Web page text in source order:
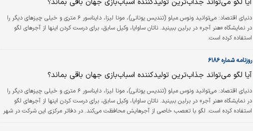
آیا لگو می‏‏‌تواند جذاب‏‏‌ترین تولیدکننده اسباب‏‏‌بازی جهان باقی بماند؟
دنیای اقتصاد:
می‌‌‌توانید ونوس میلو (تندیس یونانی)، مونا لیزا، دایناسور ۶ متری و خیلی چیزهای دیگر را
در نمایشگاه «هنر آجر» در برلین ببینید. ناتان ساوایا، وکیل سابق، برای درست کردن اینها از آجرهای لگو
استفاده کرده است.
روزنامه شماره ۶۱۸۶
آیا لگو می‏‏‌تواند جذاب‏‏‌ترین تولیدکننده اسباب‏‏‌بازی جهان باقی بماند؟
دنیای اقتصاد: می‌‌‌توانید ونوس میلو (تندیس یونانی)، مونا لیزا، دایناسور ۶ متری و خیلی چیزهای دیگر را
در نمایشگاه «هنر آجر» در برلین ببینید. ناتان ساوایا، وکیل سابق، برای درست کردن اینها از آجرهای لگو
استفاده کرده است. لگو با تعصب خاصی از آجرهایش محافظت می‌‌‌کند. در دفاتر مرکزی این شرکت در شهر